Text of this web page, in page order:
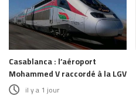
Casablanca : l’aéroport
Mohammed V raccordé à la LGV
il y a 1 jour